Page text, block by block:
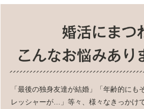
「最後の独身友達が結婚」「年齢的にも
レッシャーが…」等々、様々なきっかけ